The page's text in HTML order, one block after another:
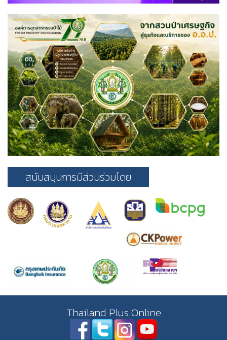
สนับสนุนการมีส่วนร่วมโดย
Thailand Plus Online